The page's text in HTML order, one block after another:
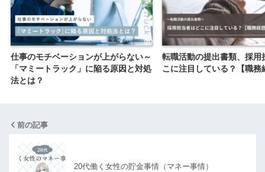
仕事のモチベーションが上がらない～
「マミートラック」に陥る原因と対処
法とは？
転職活動の提出書類、採用
こに注目している？【職務
前の記事
20代働く女性の貯金事情（マネー事情）